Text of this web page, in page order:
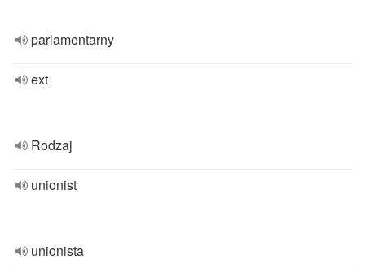
parlamentarny
ext
Rodzaj
unionist
unionista